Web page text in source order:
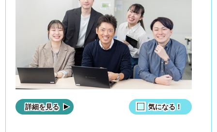
詳細を見る 気になる！